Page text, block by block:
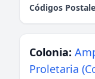
Códigos
Colonia:
Proletaria